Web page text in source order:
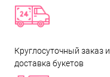
Круглосуточный заказ и
доставка букетов